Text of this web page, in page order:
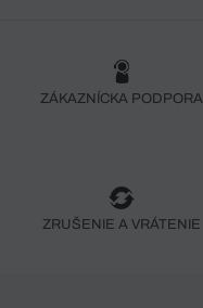
ZÁKAZNÍCKA PODPORA
ZRUŠENIE A VRÁTENIE